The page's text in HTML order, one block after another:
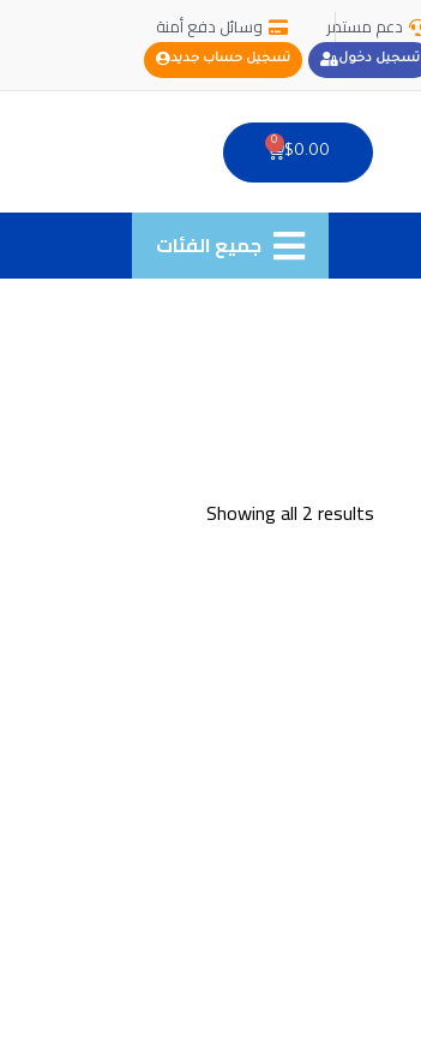
دعم مستمر وسائل دفع أمنة
تسجيل دخول تسجيل حساب جديد
$0.00
0
Cart
جميع الفئات
Showing all 2 results